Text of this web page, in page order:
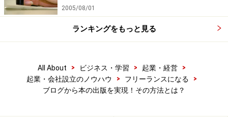
2005/08/01
ランキングをもっと見る
All About > ビジネス・学習 > 起業・経営
>
起業・会社設立のノウハウ
> フリーランスになる
>
ブログから本の出版を実現！その方法とは？